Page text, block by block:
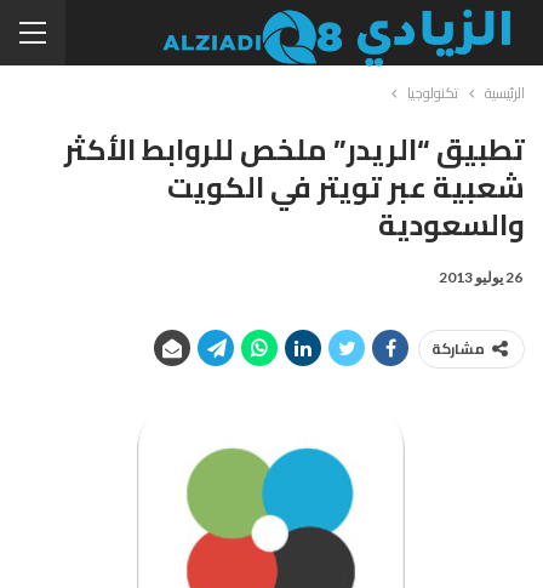
الرئيسية تكنولوجيا
تطبيق “الريدر” ملخص للروابط الأكثر
شعبية عبر تويتر في الكويت
والسعودية
26 يوليو 2013
مشاركة